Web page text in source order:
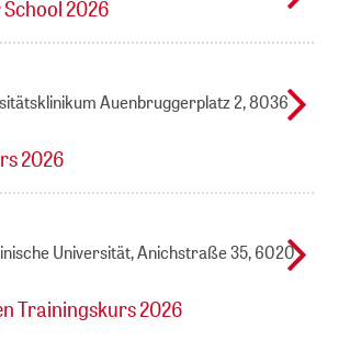
School 2026
Auenbruggerplatz 2, 8036
2026
Universität, Anichstraße 35, 6020
Trainingskurs 2026